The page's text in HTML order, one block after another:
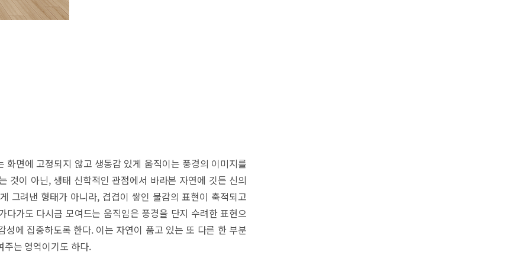
면에 고정되지 않고 생동감 있게 움직이는 풍경의 이미지를
것이 아닌, 생태 신학적인 관점에서 바라본 자연에 깃든 신의
그려낸 형태가 아니라, 겹겹이 쌓인 물감의 표현이 축적되고
가도 다시금 모여드는 움직임은 풍경을 단지 수려한 표현으
에 집중하도록 한다. 이는 자연이 품고 있는 또 다른 한 부분
주는 영역이기도 하다.